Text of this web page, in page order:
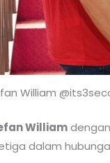
William
Williamdengan
dalam